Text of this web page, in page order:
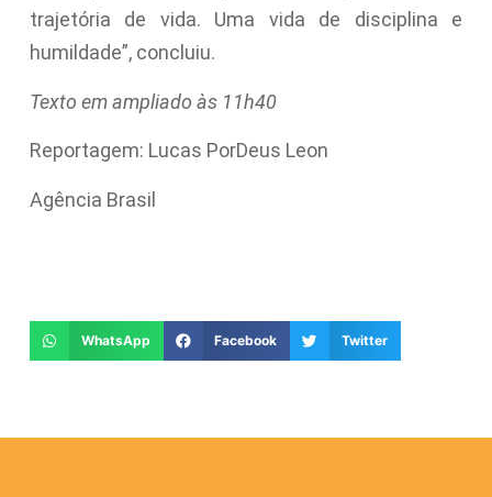
trajetória de vida. Uma vida de disciplina e
humildade”, concluiu.
Texto em ampliado às 11h40
Reportagem: Lucas PorDeus Leon
Agência Brasil
WhatsApp Facebook Twitter